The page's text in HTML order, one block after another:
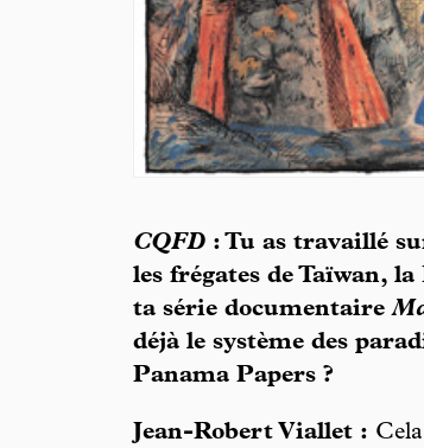
CQFD : Tu as travaillé
les frégates de Taïwan,
ta série documentaire
déjà le système des
Panama Papers ?
Jean-Robert Viallet :